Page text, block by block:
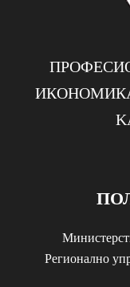
Регионално